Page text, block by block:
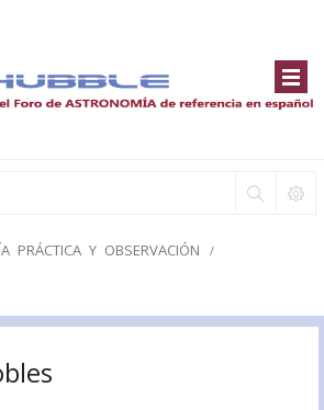
PRÁCTICA Y OBSERVACIÓN